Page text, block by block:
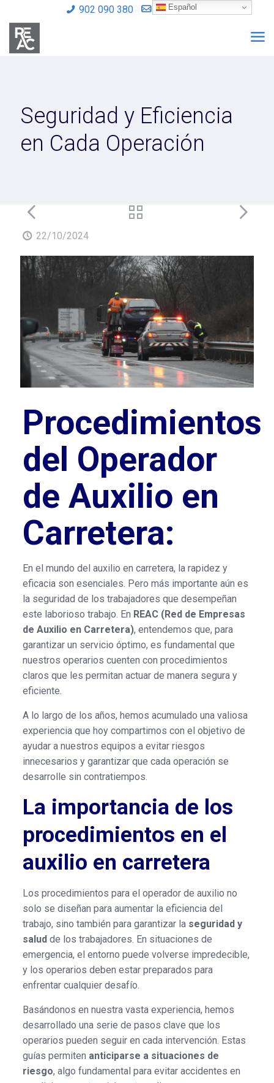
902 090 380 info@reac.es
Seguridad y Eficiencia
en Cada Operación
22/10/2024
Procedimientos
del Operador
de Auxilio en
Carretera:
En el mundo del auxilio en carretera, la rapidez y
eficacia son esenciales. Pero más importante aún es
la seguridad de los trabajadores que desempeñan
este laborioso trabajo. En REAC (Red de Empresas
de Auxilio en Carretera), entendemos que, para
garantizar un servicio óptimo, es fundamental que
nuestros operarios cuenten con procedimientos
claros que les permitan actuar de manera segura y
eficiente.
A lo largo de los años, hemos acumulado una valiosa
experiencia que hoy compartimos con el objetivo de
ayudar a nuestros equipos a evitar riesgos
innecesarios y garantizar que cada operación se
desarrolle sin contratiempos.
La importancia de los
procedimientos en el
auxilio en carretera
Los procedimientos para el operador de auxilio no
solo se diseñan para aumentar la eficiencia del
trabajo, sino también para garantizar la seguridad y
saludde los trabajadores. En situaciones de
emergencia, el entorno puede volverse impredecible,
y los operarios deben estar preparados para
enfrentar cualquier desafío.
Basándonos en nuestra vasta experiencia, hemos
desarrollado una serie de pasos clave que los
operarios pueden seguir en cada intervención. Estas
guías permiten anticiparse a situaciones de
riesgo, algo fundamental para evitar accidentes en
Español